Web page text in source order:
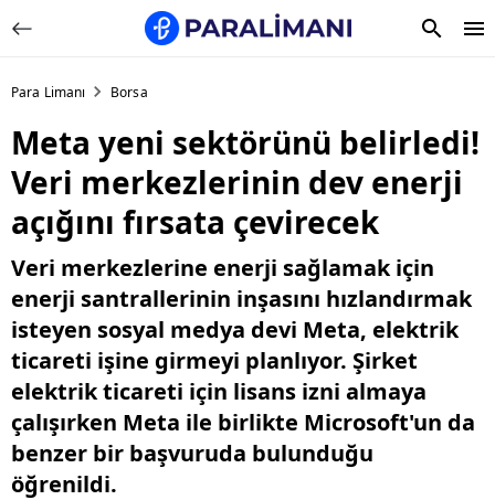
Para Limanı Borsa
Meta yeni sektörünü belirledi!
Veri merkezlerinin dev enerji
açığını fırsata çevirecek
Veri merkezlerine enerji sağlamak için
enerji santrallerinin inşasını hızlandırmak
isteyen sosyal medya devi Meta, elektrik
ticareti işine girmeyi planlıyor. Şirket
elektrik ticareti için lisans izni almaya
çalışırken Meta ile birlikte Microsoft'un da
benzer bir başvuruda bulunduğu
öğrenildi.